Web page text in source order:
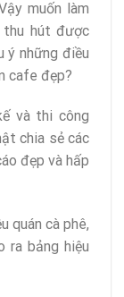
muốn làm
thu hút được
ý những điều
cafe đẹp?
và thi công
chia sẻ các
đẹp và hấp
quán cà phê,
ra bảng hiệu